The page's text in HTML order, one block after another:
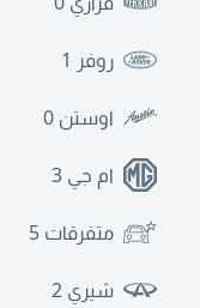
روفر 1
اوستن 0
ام جي 3
متفرقات 5
شيري 2